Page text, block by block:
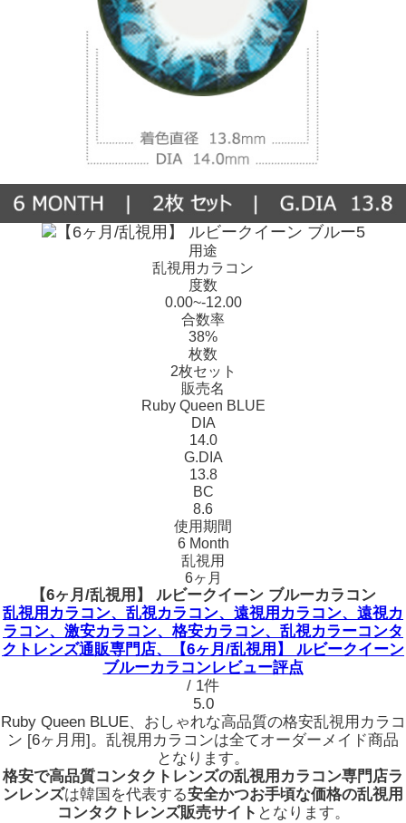
用途
乱視用カラコン
度数
0.00~-12.00
合数率
38%
枚数
2枚セット
販売名
Ruby Queen BLUE
DIA
14.0
G.DIA
13.8
BC
8.6
使用期間
6 Month
乱視用
6ヶ月
【6ヶ月/乱視用】 ルビークイーン ブルーカラコン
乱視用カラコン、乱視カラコン、遠視用カラコン、遠視カ
ラコン、激安カラコン、格安カラコン、乱視カラーコンタ
クトレンズ通販専門店、【6ヶ月/乱視用】 ルビークイーン
ブルーカラコンレビュー評点
/ 1件
5.0
Ruby Queen BLUE、おしゃれな高品質の格安乱視用カラコ
ン [6ヶ月用]。乱視用カラコンは全てオーダーメイド商品
となります。
格安で高品質コンタクトレンズの乱視用カラコン専門店ラ
ンレンズは韓国を代表する安全かつお手頃な価格の乱視用
コンタクトレンズ販売サイト となります。